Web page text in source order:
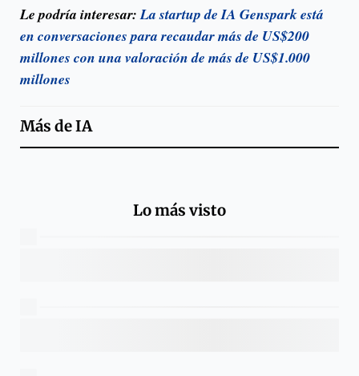
Le podría interesar:La startup de IA Genspark está
en conversaciones para recaudar más de US$200
millones con una valoración de más de US$1.000
millones
Más deIA
Lo más visto